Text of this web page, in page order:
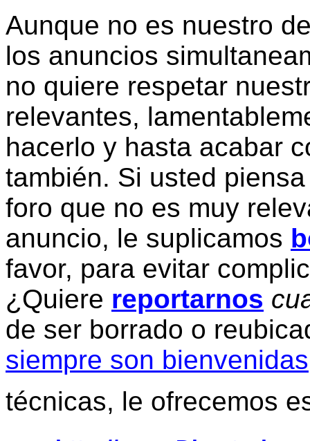
Aunque no es nuestro
los anuncios
no quiere respetar
relevantes,
hacerlo y hasta acabar
también. Si usted
foro que no es muy
anuncio, le suplicamos
favor, para evitar
¿Quiere reportarnos
de ser borrado o
siempre son bienvenidas
técnicas, le ofrecemos